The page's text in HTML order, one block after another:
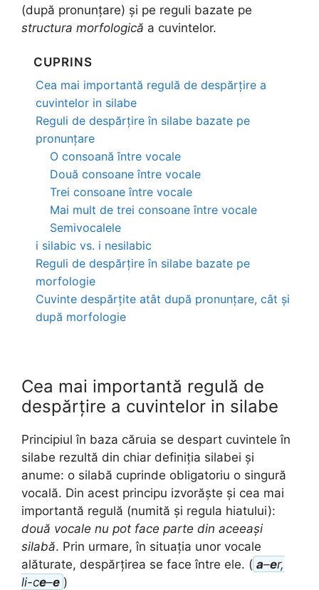
(după pronunțare) și pe reguli bazate pe
structura morfologică a cuvintelor.
CUPRINS
Cea mai importantă regulă de despărțire a
cuvintelor in silabe
Reguli de despărțire în silabe bazate pe
pronunțare
O consoană între vocale
Două consoane între vocale
Trei consoane între vocale
Mai mult de trei consoane între vocale
Semivocalele
i silabic vs. i nesilabic
Reguli de despărțire în silabe bazate pe
morfologie
Cuvinte despărțite atât după pronunțare, cât și
după morfologie
Cea mai importantă regulă de
despărțire a cuvintelor in silabe
Principiul în baza căruia se despart cuvintele în
silabe rezultă din chiar definiția silabei și
anume: o silabă cuprinde obligatoriu o singură
vocală. Din acest principu izvorăște și cea mai
importantă regulă (numită și regula hiatului):
două vocale nu pot face parte din aceeași
silabă. Prin urmare, în situația unor vocale
alăturate, despărțirea se face între ele. ( a–er,
li-ce–e )